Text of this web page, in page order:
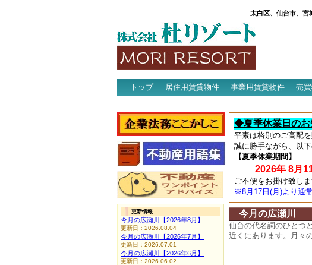
太白区、仙台市、宮
トップ 居住用賃貸物件 事業用賃貸物件 売
◆夏季休業日の
平素は格別のご高配
誠に勝手ながら、以
【夏季休業期間】
2026年 8月
ご不便をお掛け致し
※8月17日(月)より通
今月の広瀬川
仙台の代名詞のひとつ
近くにあります。月々
更新情報
今月の広瀬川【2026年8月】
更新日：2026.08.04
今月の広瀬川【2026年7月】
更新日：2026.07.01
今月の広瀬川【2026年6月】
更新日：2026.06.02